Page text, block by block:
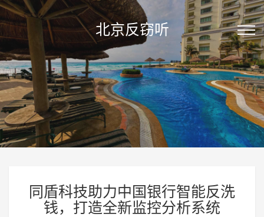
北京反窃听
同盾科技助力中国银行智能反洗
钱，打造全新监控分析系统